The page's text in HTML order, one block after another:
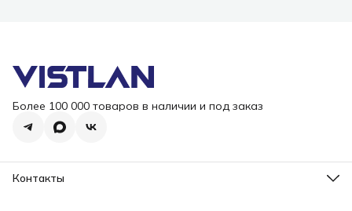
Более 100 000 товаров в наличии и под заказ
Контакты